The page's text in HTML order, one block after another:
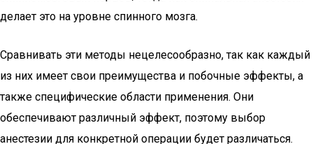
делает это на уровне спинного мозга.
Сравнивать эти методы нецелесообразно, так как каждый
из них имеет свои преимущества и побочные эффекты, а
также специфические области применения. Они
обеспечивают различный эффект, поэтому выбор
анестезии для конкретной операции будет различаться.